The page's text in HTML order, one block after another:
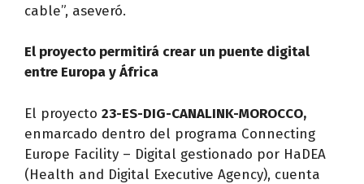
cable”, aseveró.
El proyecto permitirá crear un puente digital
entre Europa y África
El proyecto 23-ES-DIG-CANALINK-MOROCCO,
enmarcado dentro del programa Connecting
Europe Facility – Digital gestionado por HaDEA
(Health and Digital Executive Agency), cuenta